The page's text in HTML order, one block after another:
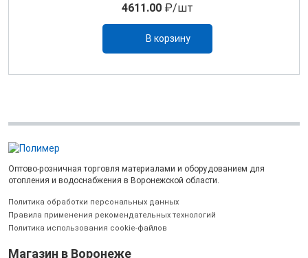
4611.00 ₽/шт
В корзину
Оптово-розничная торговля материалами и оборудованием для
отопления и водоснабжения в Воронежской области.
Политика обработки персональных данных
Правила применения рекомендательных технологий
Политика использования cookie-файлов
Магазин в Воронеже